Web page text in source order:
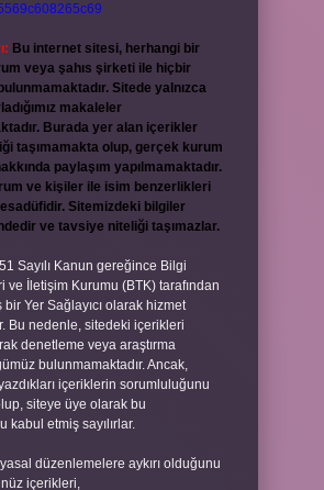
Bu internet sitesi, herhangi bir
veya şahıs şirketi ile hiçbir
Sitede yalnızca
makaleler
Burada yer alan içerikler
taşımamakta olup, gerçek kurum
paylaşım yapılmamaktadır.
ve kişiler ile isim benzerlikleri
Sitemizdeki bilgiler
ve tavsiye niteliği taşımazlar.
Sayılı Kanun gereğince Bilgi
ve İletişim Kurumu (BTK) tarafından
bir Yer Sağlayıcı olarak hizmet
Bu nedenle, sitedeki içerikleri
denetleme veya araştırma
bulunmamaktadır. Ancak,
içeriklerin sorumluluğunu
siteye üye olarak bu
kabul etmiş sayılırlar.
düzenlemelere aykırı olduğunu
içerikleri,